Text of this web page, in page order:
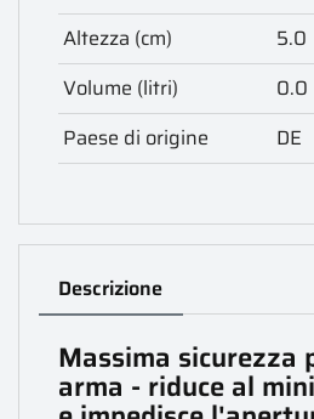
Altezza (cm)
5.0
Volume (litri)
0.0
Paese di origine
DE
Descrizione
Massima sicurezza
arma - riduce al